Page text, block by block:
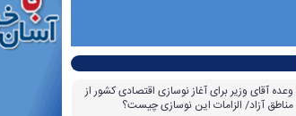
وعده آقای وزیر برای آغاز نوسازی اقتصادی کشور از
مناطق آزاد/ الزامات این نوسازی چیست؟